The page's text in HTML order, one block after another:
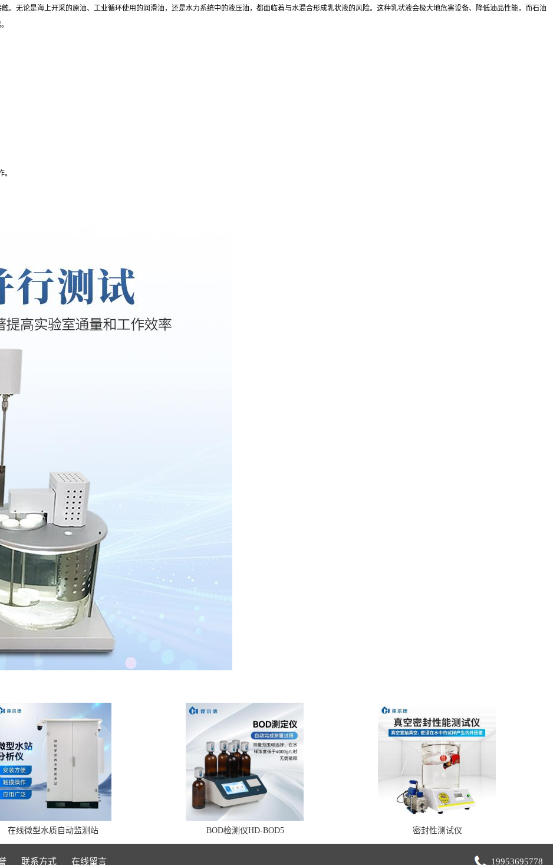
。无论是海上开采的原油、工业循环使用的润滑油，还是水力系统中的液压油，都面临着与水混合形成乳状液的风险。这种乳状液会极大地危害设备、降低油品性能，而石油
在线微型水质自动监测站 BOD检测仪HD-BOD5 密封性测试仪
联系方式 在线留言 19953695778